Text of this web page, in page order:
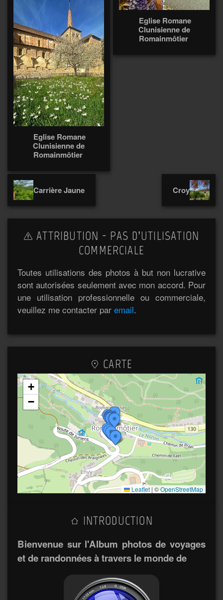
Eglise Romane
Clunisienne de
Romainmôtier
Eglise Romane
Clunisienne de
Romainmôtier
Carrière Jaune Croy
ATTRIBUTION - PAS D’UTILISATION
COMMERCIALE
Toutes utilisations des photos à but non lucrative
sont autorisées seulement avec mon accord. Pour
une utilisation professionnelle ou commerciale,
veuillez me contacter par email.
CARTE
+
−
Leaflet | ©OpenStreetMap
INTRODUCTION
Bienvenue sur l'Album photos de voyages
et de randonnées à travers le monde de